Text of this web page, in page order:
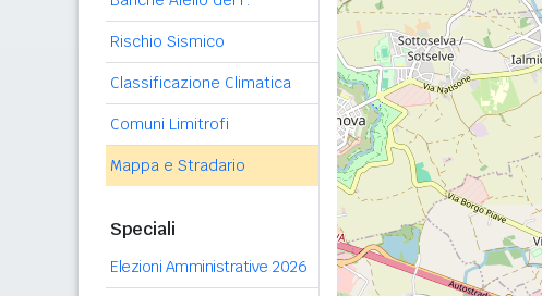
Rischio Sismico
Classificazione Climatica
Comuni Limitrofi
Mappa e Stradario
Speciali
Elezioni Amministrative 2026